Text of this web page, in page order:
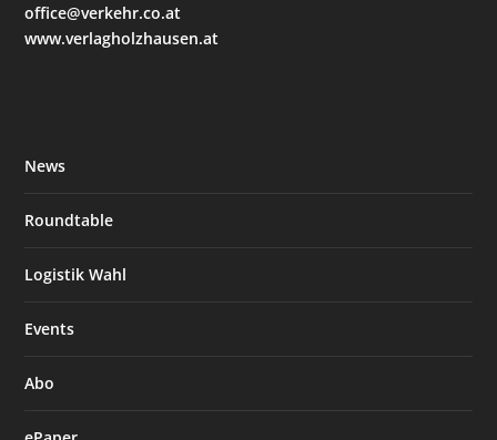
office@verkehr.co.at
www.verlagholzhausen.at
News
Roundtable
Logistik Wahl
Events
Abo